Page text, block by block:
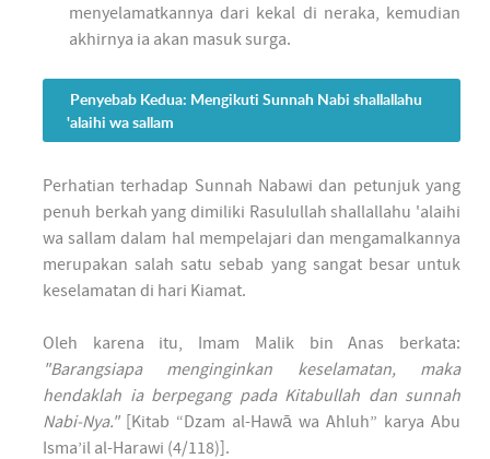
menyelamatkannya dari kekal di neraka, kemudian
akhirnya ia akan masuk surga.
Penyebab Kedua: Mengikuti Sunnah Nabi shallallahu
'alaihi wa sallam
Perhatian terhadap Sunnah Nabawi dan petunjuk yang
penuh berkah yang dimiliki Rasulullah shallallahu 'alaihi
wa sallam dalam hal mempelajari dan mengamalkannya
merupakan salah satu sebab yang sangat besar untuk
keselamatan di hari Kiamat.
Oleh karena itu, Imam Malik bin Anas berkata:
"Barangsiapa menginginkan keselamatan, maka
hendaklah ia berpegang pada Kitabullah dan sunnah
Nabi-Nya."[Kitab “Dzam al-Hawā wa Ahluh” karya Abu
Isma’il al-Harawi (4/118)].